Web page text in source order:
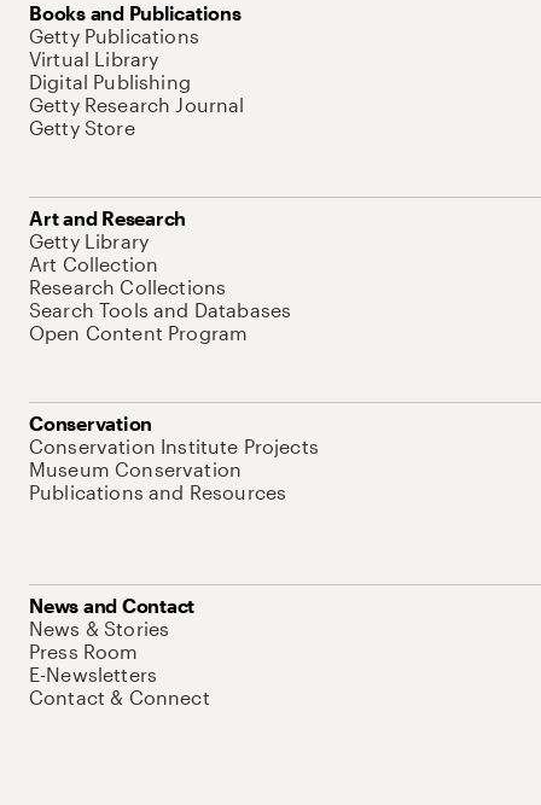
Books and Publications
Getty Publications
Virtual Library
Digital Publishing
Getty Research Journal
Getty Store
Art and Research
Getty Library
Art Collection
Research Collections
Search Tools and Databases
Open Content Program
Conservation
Conservation Institute Projects
Museum Conservation
Publications and Resources
News and Contact
News & Stories
Press Room
E-Newsletters
Contact & Connect